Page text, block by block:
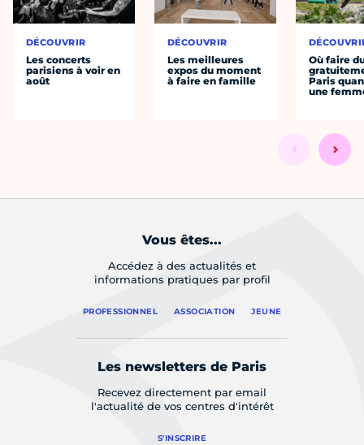
DÉCOUVRIR
Les concerts
parisiens à voir en
août
DÉCOUVRIR
Les meilleures
expos du moment
à faire en famille
Où faire
Paris
une
Vous êtes...
Accédez à des actualités et
informations pratiques par profil
PROFESSIONNEL ASSOCIATION JEUNE
Les newsletters de Paris
Recevez directement par email
l'actualité de vos centres d'intérêt
S'INSCRIRE